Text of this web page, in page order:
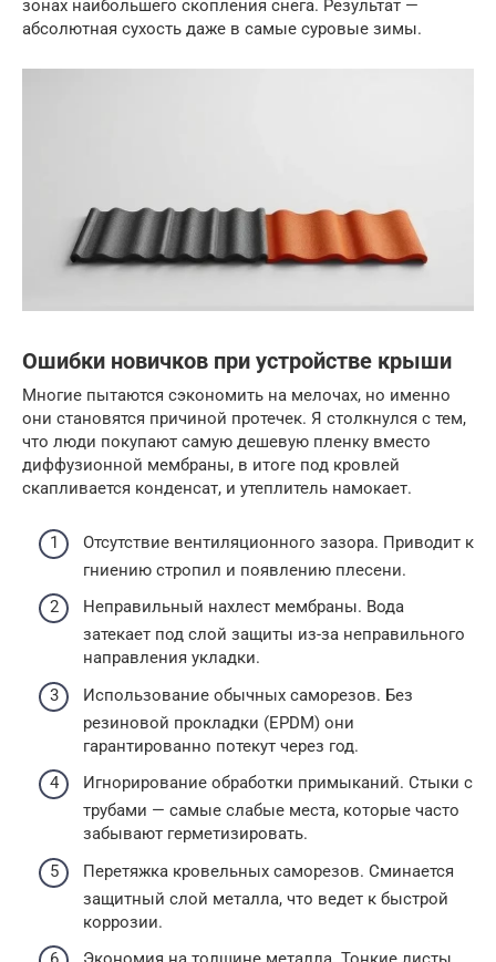
зонах наибольшего скопления снега. Результат —
абсолютная сухость даже в самые суровые зимы.
Ошибки новичков при устройстве крыши
Многие пытаются сэкономить на мелочах, но именно
они становятся причиной протечек. Я столкнулся с тем,
что люди покупают самую дешевую пленку вместо
диффузионной мембраны, в итоге под кровлей
скапливается конденсат, и утеплитель намокает.
Отсутствие вентиляционного зазора. Приводит к
гниению стропил и появлению плесени.
Неправильный нахлест мембраны. Вода
затекает под слой защиты из-за неправильного
направления укладки.
Использование обычных саморезов. Без
резиновой прокладки (EPDM) они
гарантированно потекут через год.
Игнорирование обработки примыканий. Стыки с
трубами — самые слабые места, которые часто
забывают герметизировать.
Перетяжка кровельных саморезов. Сминается
защитный слой металла, что ведет к быстрой
коррозии.